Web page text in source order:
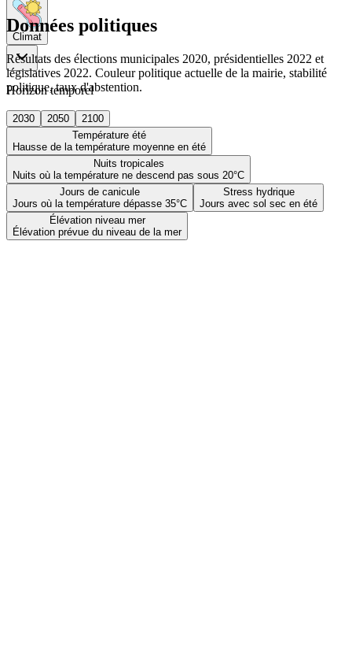
Climat
Horizon temporel
2030 2050
2100
Température été
Hausse de la température moyenne en été
Nuits tropicales
Nuits où la température ne descend pas sous 20°C
Jours de canicule
Jours où la température dépasse 35°C
Stress hydrique
Jours avec sol sec en été
Élévation niveau mer
Élévation prévue du niveau de la mer
Données politiques
Résultats des élections municipales 2020, présidentielles 2022 et
législatives 2022. Couleur politique actuelle de la mairie, stabilité
politique, taux d'abstention.